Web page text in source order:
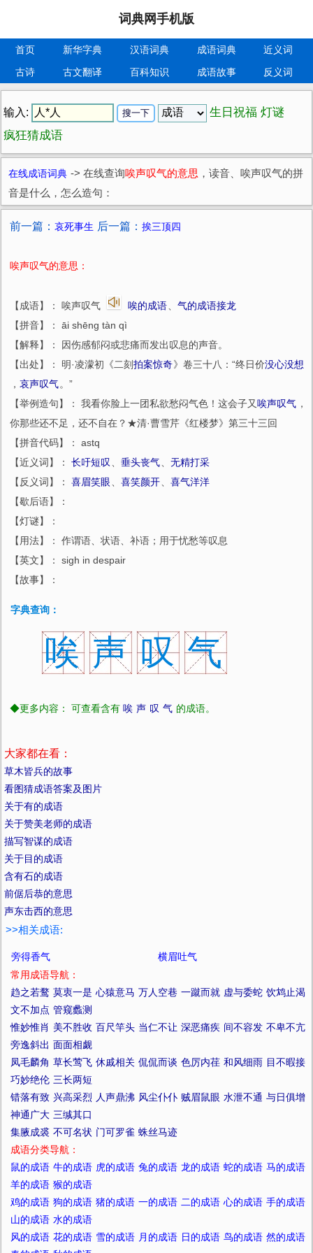
词典网手机版
首页 新华字典 汉语词典 成语词典
近义词
古诗
古文翻译 百科知识 成语故事 反义词
输入: 生日祝福 灯谜
疯狂猜成语
在线成语词典 -> 在线查询唉声叹气的意思 ，读音、唉声叹气的拼
音是什么，怎么造句：
前一篇： 哀死事生 后一篇： 挨三顶四
唉声叹气的意思：
【成语】： 唉声叹气 唉的成语
气的成语接龙
【拼音】： āi shēng tàn qì
【解释】： 因伤感郁闷或悲痛而发出叹息的声音。
【出处】： 明·凌濛初《二刻拍案惊奇》卷三十八：“终日价没心没想
， 哀声叹气。”
【举例造句】： 我看你脸上一团私欲愁闷气色！这会子又唉声叹气 ，
你那些还不足，还不自在？★清·曹雪芹《红楼梦》第三十三回
【拼音代码】： astq
【近义词】： 长吁短叹 垂头丧气
无精打采
【反义词】： 喜眉笑眼 喜笑颜开
喜气洋洋
【歇后语】：
【灯谜】：
【用法】： 作谓语、状语、补语；用于忧愁等叹息
【英文】： sigh in despair
【故事】：
字典查询：
唉 声 叹 气
◆更多内容： 可查看含有 唉 声 叹 气 的成语。
大家都在看：
草木皆兵的故事
看图猜成语答案及图片
关于有的成语
关于赞美老师的成语
描写智谋的成语
关于目的成语
含有石的成语
前倨后恭的意思
声东击西的意思
>>相关成语:
旁得香气
横眉吐气
常用成语导航：
趋之若鹜 莫衷一是 心猿意马 万人空巷 一蹴而就 虚与委蛇 饮鸩止渴
文不加点 管窥蠡测
惟妙惟肖 美不胜收 百尺竿头 当仁不让 深恶痛疾 间不容发 不卑不亢
旁逸斜出 面面相觑
凤毛麟角 草长莺飞 休戚相关 侃侃而谈 色厉内荏 和风细雨 目不暇接
巧妙绝伦 三长两短
错落有致 兴高采烈 人声鼎沸 风尘仆仆 贼眉鼠眼 水泄不通 与日俱增
神通广大 三缄其口
集腋成裘 不可名状 门可罗雀 蛛丝马迹
成语分类导航：
鼠的成语 牛的成语 虎的成语 兔的成语 龙的成语 蛇的成语 马的成语
羊的成语 猴的成语
鸡的成语 狗的成语 猪的成语 一的成语 二的成语 心的成语 手的成语
山的成语 水的成语
风的成语 花的成语 雪的成语 月的成语 日的成语 鸟的成语 然的成语